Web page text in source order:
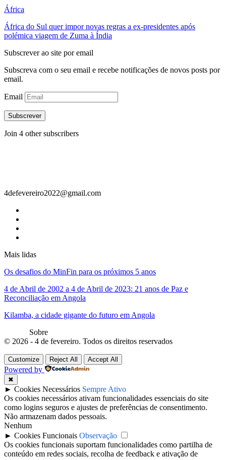
África
África do Sul quer impor novas regras a ex-presidentes após
polémica viagem de Zuma à Índia
Subscrever ao site por email
Subscreva com o seu email e recebe notificações de novos posts por
email.
Email
Subscrever
Join 4 other subscribers
4defevereiro2022@gmail.com
Mais lidas
Os desafios do MinFin para os próximos 5 anos
4 de Abril de 2002 a 4 de Abril de 2023: 21 anos de Paz e
Reconciliação em Angola
Kilamba, a cidade gigante do futuro em Angola
Sobre
© 2026 - 4 de fevereiro. Todos os direitos reservados
Customize Reject All Accept All
Powered by
✖
► Cookies Necessários Sempre Ativo
Os cookies necessários ativam funcionalidades essenciais do site
como logins seguros e ajustes de preferências de consentimento.
Não armazenam dados pessoais.
Nenhum
► Cookies Funcionais Observação
Os cookies funcionais suportam funcionalidades como partilha de
conteúdo em redes sociais, recolha de feedback e ativação de